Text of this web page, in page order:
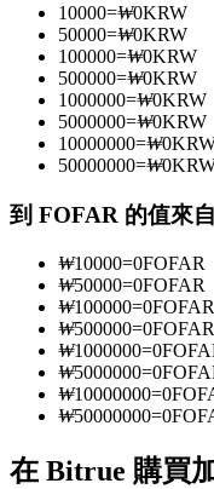
成為跟單交易員
坐享盈利分成和跟
10000=₩0KRW
50000=₩0KRW
100000=₩0KRW
500000=₩0KRW
1000000=₩0KRW
5000000=₩0KRW
10000000=₩0
50000000=₩0
到 FOFAR 的值來
₩10000=0FOFAR
₩50000=0FOFAR
₩100000=0FOFAR
₩500000=0FOFAR
₩1000000=0
₩5000000=0
₩10000000=0
₩50000000=0
在 Bitrue 購買